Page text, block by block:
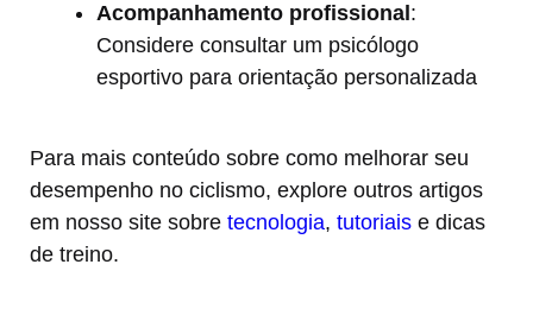
Acompanhamento profissional :
Considere consultar um psicólogo
esportivo para orientação personalizada
Para mais conteúdo sobre como melhorar seu
desempenho no ciclismo, explore outros artigos
em nosso site sobre tecnologia, tutoriais e dicas
de treino.